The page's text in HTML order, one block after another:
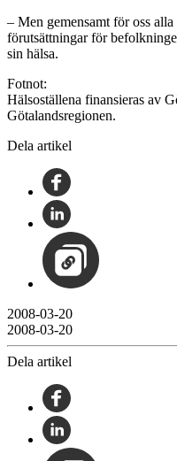
– Men gemensamt för oss
förutsättningar för
sin hälsa.
Fotnot:
Hälsoställena finansieras av
Götalandsregionen.
Dela artikel
2008-03-20
2008-03-20
Dela artikel